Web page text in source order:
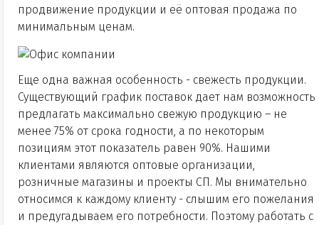
продвижение продукции и её оптовая продажа по
минимальным ценам.
Еще одна важная особенность - свежесть продукции.
Существующий график поставок дает нам возможность
предлагать максимально свежую продукцию – не
менее 75% от срока годности, а по некоторым
позициям этот показатель равен 90%. Нашими
клиентами являются оптовые организации,
розничные магазины и проекты СП. Мы внимательно
относимся к каждому клиенту - слышим его пожелания
и предугадываем его потребности. Поэтому работать с